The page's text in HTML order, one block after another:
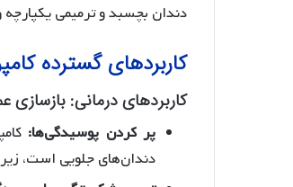
دندان بچسبد و ترمیمی یکپارچه
کاربردهای گسترده
کاربردهای درمانی: بازسازی
پر کردن پوسیدگی‌ها:
دندان‌های جلویی است،